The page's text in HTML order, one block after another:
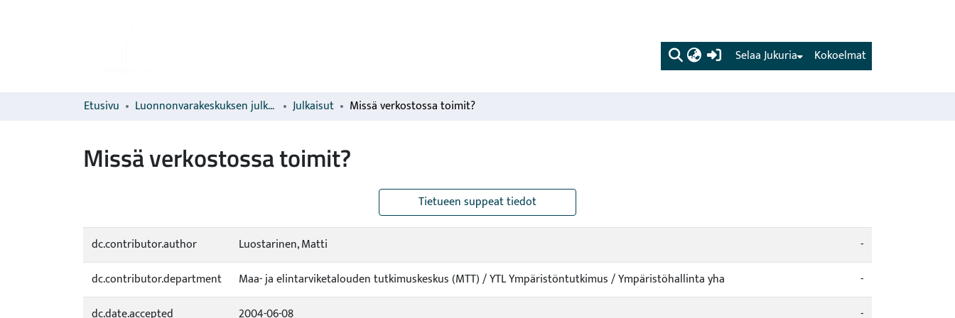
(current) Kokoelmat
Selaa Jukuria
Etusivu Luonnonvarakeskuksen julkaisut Julkaisut Missä verkostossa toimit?
Missä verkostossa toimit?
Tietueen suppeat tiedot
dc.contributor.author Luostarinen, Matti
-
dc.contributor.department
Maa- ja elintarviketalouden tutkimuskeskus (MTT) / YTL Ympäristöntutkimus / Ympäristöhallinta yha
-
dc.date.accepted
2004-06-08
-